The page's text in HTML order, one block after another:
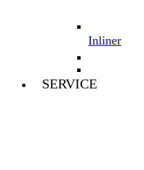
Inliner
SERVICE